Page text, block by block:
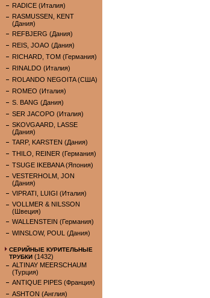
RADICE (Италия)
RASMUSSEN, KENT
(Дания)
REFBJERG (Дания)
REIS, JOAO (Дания)
RICHARD, TOM (Германия)
RINALDO (Италия)
ROLANDO NEGOITA (США)
ROMEO (Италия)
S. BANG (Дания)
SER JACOPO (Италия)
SKOVGAARD, LASSE
(Дания)
TARP, KARSTEN (Дания)
THILO, REINER (Германия)
TSUGE IKEBANA (Япония)
VESTERHOLM, JON
(Дания)
VIPRATI, LUIGI (Италия)
VOLLMER & NILSSON
(Швеция)
WALLENSTEIN (Германия)
WINSLOW, POUL (Дания)
СЕРИЙНЫЕ КУРИТЕЛЬНЫЕ
ТРУБКИ (1432)
ALTINAY MEERSCHAUM
(Турция)
ANTIQUE PIPES (Франция)
ASHTON (Англия)